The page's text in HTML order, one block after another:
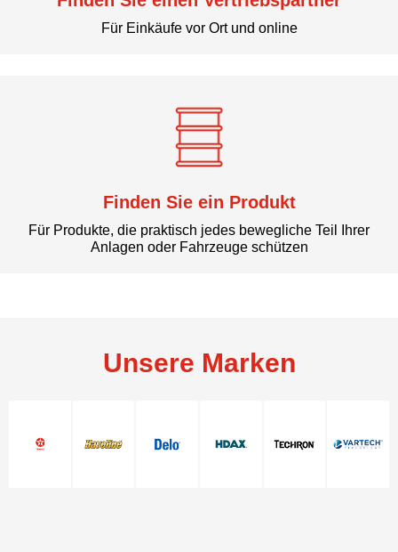
Für Einkäufe vor Ort und online
Finden Sie ein Produkt
Für Produkte, die praktisch jedes bewegliche Teil Ihrer
Anlagen oder Fahrzeuge schützen
Unsere Marken